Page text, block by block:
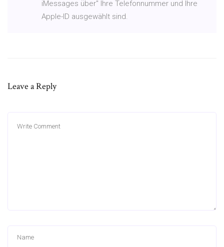
iMessages über" Ihre Telefonnummer und Ihre
Apple-ID ausgewählt sind.
Leave a Reply